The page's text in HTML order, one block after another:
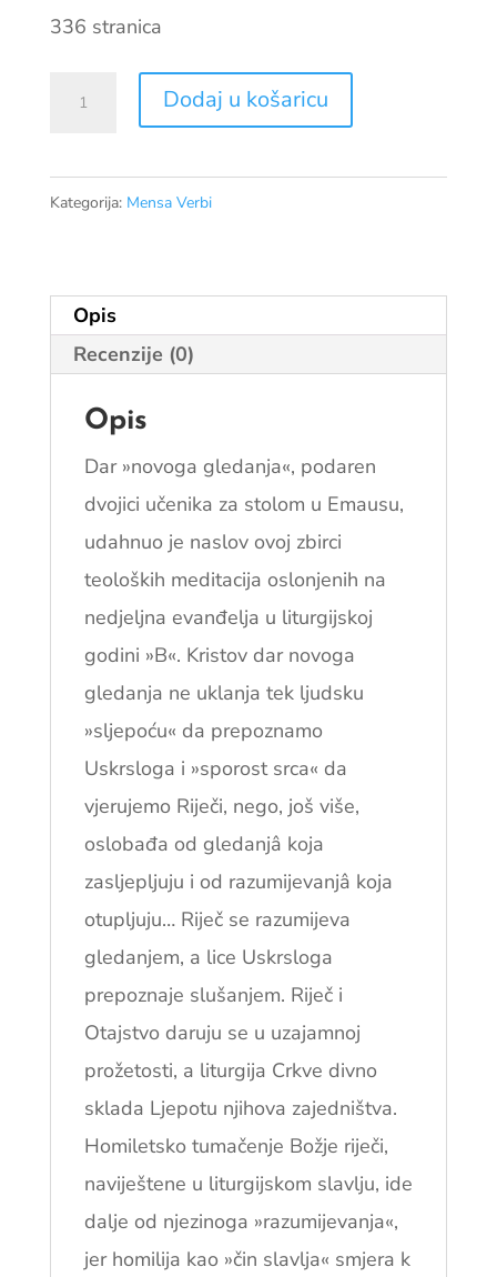
336 stranica
Prepoznati
Uskrsloga
Dodaj u košaricu
Kategorija: Mensa Verbi
Opis
Recenzije (0)
Opis
Dar »novoga gledanja«, podaren
dvojici učenika za stolom u Emausu,
udahnuo je naslov ovoj zbirci
teoloških meditacija oslonjenih na
nedjeljna evanđelja u liturgijskoj
godini »B«. Kristov dar novoga
gledanja ne uklanja tek ljudsku
»sljepoću« da prepoznamo
Uskrsloga i »sporost srca« da
vjerujemo Riječi, nego, još više,
oslobađa od gledanjâ koja
zasljepljuju i od razumijevanjâ koja
otupljuju… Riječ se razumijeva
gledanjem, a lice Uskrsloga
prepoznaje slušanjem. Riječ i
Otajstvo daruju se u uzajamnoj
prožetosti, a liturgija Crkve divno
sklada Ljepotu njihova zajedništva.
Homiletsko tuma­čenje Božje riječi,
naviještene u liturgijskom slavlju, ide
dalje od njezinoga »razumijevanja«,
jer homilija kao »čin slavlja« smjera k